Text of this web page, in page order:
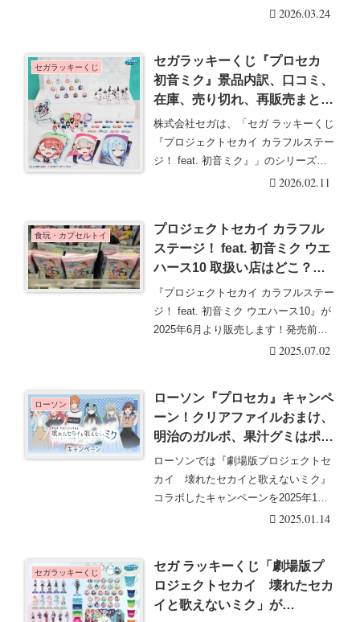
の限定描き下・・・続きを読む2026.03.24
セガラッキーくじ
セガラッキーくじ『プロセカ
初音ミク』景品内訳、口コミ、
在庫、売り切れ、再販売まと
め！販売店はどこ？コンビニ
は？プロジェクトセカイ カラ
フルステージ！feat. 初音ミク
Vol.7が2026年2月に新発売！
株式会社セガは、「セガ ラッキーくじ
『プロジェクトセカイ カラフルステー
ジ！ feat. 初音ミク』」のシリーズを
2026.02.11
食玩・カプセルトイ
プロジェクトセカイ カラフル
ステージ！ feat. 初音ミク ウエ
ハース10 取扱い店はどこ？コ
ンビニは？配列や再販売まと
め！フラゲは？イオン、ローソ
ンも！メタリックプラカードは
『プロジェクトセカイ カラフルステー
ジ！ feat. 初音ミク ウエハース10』が
2025年6月より販売します！発売前
2025.07.02
ローソン
ローソン『プロセカ』キャンペ
ーン！クリアファイルおまけ、
明治のガルボ、果汁グミはポス
ター付き！グッズの店頭販売
も！口コミ、売り切れまとめ！
ローソンでは『劇場版プロジェクトセ
カイ 壊れたセカイと歌えないミク』
コラボしたキャンペーンを2025年1月
14日(火)よ・・・続きを読む2025.01.14
セガラッキーくじ
セガ ラッキーくじ「劇場版プ
ロジェクトセカイ 壊れたセカ
イと歌えないミク」が